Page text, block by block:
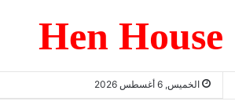
Hen House
الخميس, 6 أغسطس 2026